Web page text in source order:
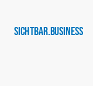
SICHTBAR.business